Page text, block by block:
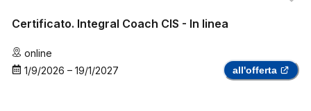
Certificato. Integral Coach CIS - In linea
online
1/9/2026 – 19/1/2027 all'offerta